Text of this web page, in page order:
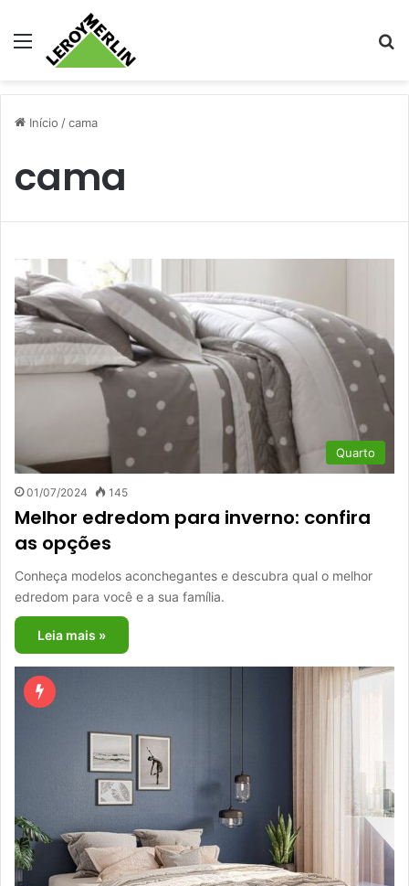
Menu
Início /cama
cama
Quarto
01/07/2024 145
Melhor edredom para inverno: confira
as opções
Conheça modelos aconchegantes e descubra qual o melhor
edredom para você e a sua família.
Leia mais »